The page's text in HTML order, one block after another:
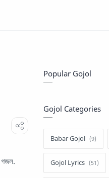
গজল.
Popular Gojol
Gojol Categories
Babar Gojol
Gojol Lyrics